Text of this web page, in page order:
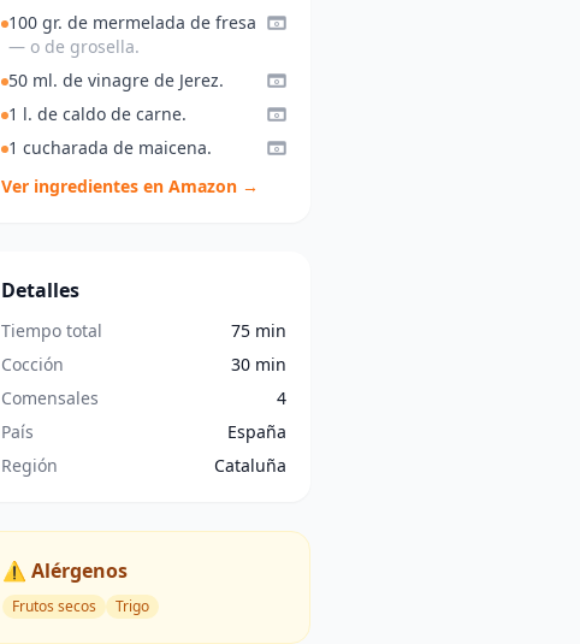
100 gr. de mermelada de fresa
— o de grosella.
50 ml. de vinagre de Jerez.
1 l. de caldo de carne.
1 cucharada de maicena.
Ver ingredientes en Amazon →
Detalles
Tiempo total
75 min
Cocción
30 min
Comensales
4
País
España
Región
Cataluña
⚠️ Alérgenos
Frutos secos Trigo